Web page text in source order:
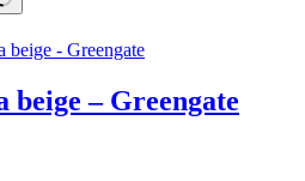
beige – Greengate